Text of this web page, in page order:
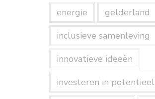
energie
gelderland
inclusieve samenleving
innovatieve ideeën
investeren in potentieel